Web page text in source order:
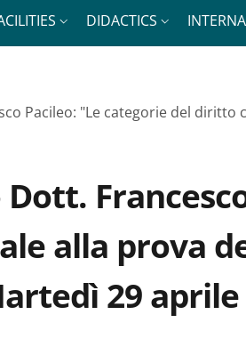
DIDACTICS
Pacileo: "Le categorie del
alla prova
29 aprile